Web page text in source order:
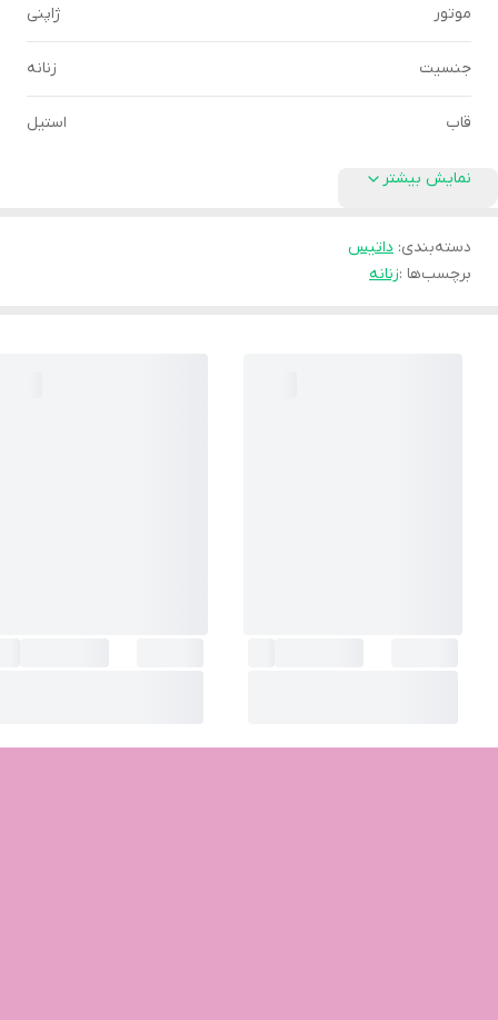
موتور ژاپنی
جنسیت زنانه
قاب استیل
نمایش بیشتر
دسته‌بندی: داتیس
برچسب‌ها :زنانه